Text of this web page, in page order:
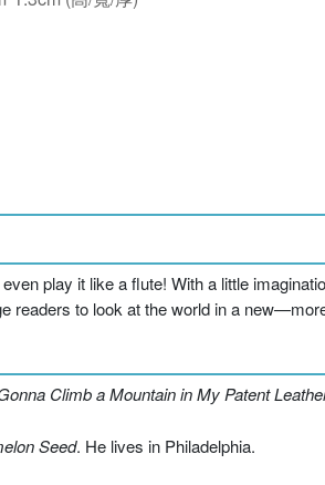
play it like a flute! With a little
readers to look at the world in a
Climb a Mountain in My Patent
Seed. He lives in Philadelphia.